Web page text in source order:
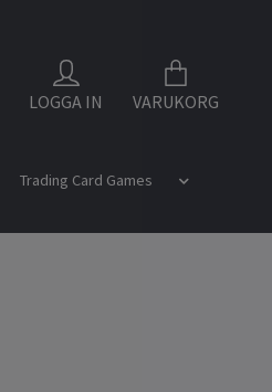
LOGGA IN VARUKORG
Trading Card Games